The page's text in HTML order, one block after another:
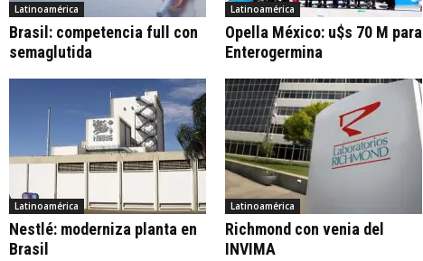
Latinoamérica
Brasil: competencia full con
semaglutida
Latinoamérica
Opella México: u$s 70 M para
Enterogermina
Latinoamérica
Nestlé: moderniza planta en
Brasil
Latinoamérica
Richmond con venia del
INVIMA